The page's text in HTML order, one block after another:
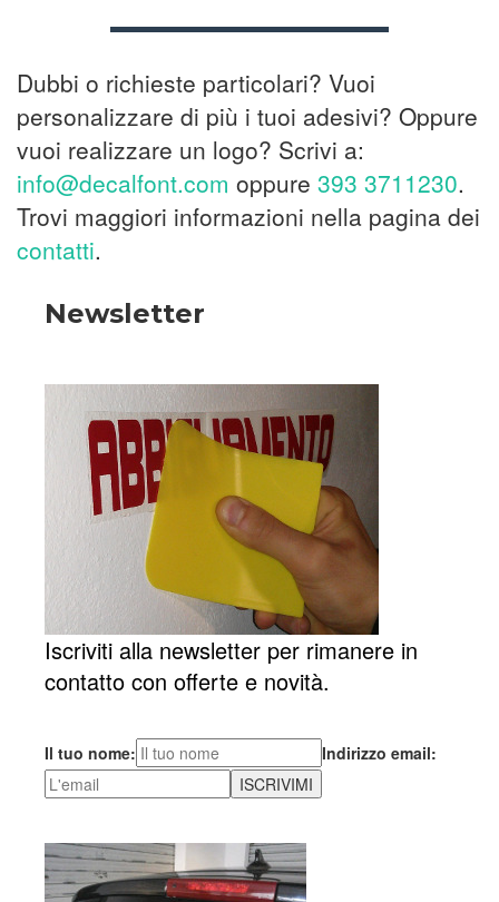
Dubbi o richieste particolari? Vuoi
personalizzare di più i tuoi adesivi? Oppure
vuoi realizzare un logo? Scrivi a:
info@decalfont.com oppure 393 3711230.
Trovi maggiori informazioni nella pagina dei
contatti.
Newsletter
Iscriviti alla newsletter per rimanere in
contatto con offerte e novità.
Il tuo nome: Indirizzo email: